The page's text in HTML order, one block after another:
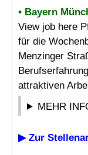
• Bayern
View job here
für die
Menzinger
attraktiven
MEHR
▶ Zur